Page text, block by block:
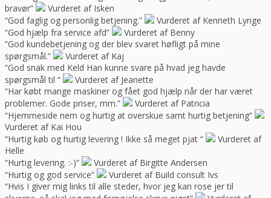
bravør”
Vurderet af Isken
“God faglig og personlig betjening.”
Vurderet af Kenneth Lynge
“God hjælp fra service afd”
Vurderet af Benny
“God kundebetjening og der blev svaret høfligt på mine
spørgsmål.”
Vurderet af Kaj
“God snak med Keld Han kunne svare på hvad jeg havde
spørgsmål til “
Vurderet af Jeanette
“Har købt mange maskiner og fået god hjælp når der har været
problemer. Gode priser, mm.”
Vurderet af Patricia
“Hjemmeside nem og hurtig at overskue samt hurtig betjening”
Vurderet af Kai Hou
“Hurtig køb og hurtig levering ! Ikke så meget pjat “
Vurderet af
Helle
“Hurtig levering. :-)”
Vurderet af Birgitte Andersen
“Hurtig og god service”
Vurderet af Build consult Ivs
“Hvis I giver mig links til alle steder, hvor jeg kan rose jer til